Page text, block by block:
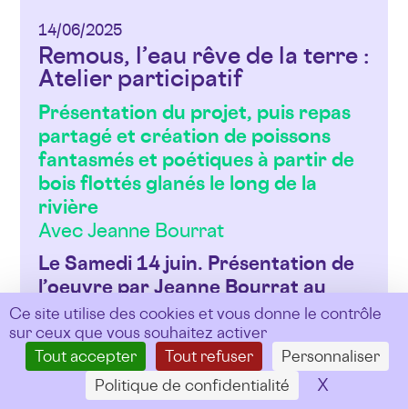
Ce site utilise des cookies et vous donne le contrôle
sur ceux que vous souhaitez activer
Tout accepter
Tout refuser
Personnaliser
Politique de confidentialité
X
14/06/2025
Remous, l’eau rêve de la terre :
Atelier participatif
Présentation du projet, puis repas
partagé et création de poissons
fantasmés et poétiques à partir de
bois flottés glanés le long de la
rivière
Avec Jeanne Bourrat
Le Samedi 14 juin. Présentation de
l’oeuvre par Jeanne Bourrat au
marché du Causse à 12h, puis
pique-nique et atelier Land Art de
12h45 à 17h au Barrage de
Bertrand